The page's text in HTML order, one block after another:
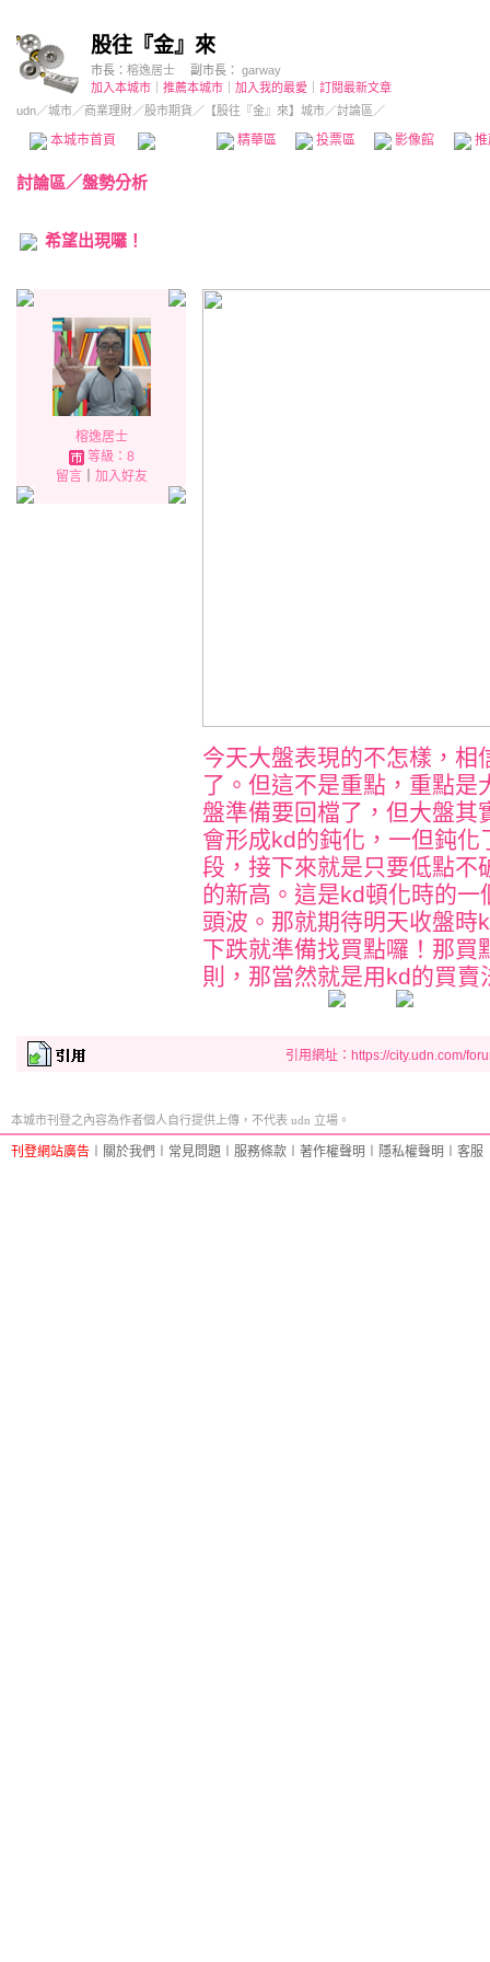
股往『金』來
市長： 榕逸居士 副市長：
garway
加入本城市
推薦本城市 加入我的最愛
訂閱最新文章
udn／城市／商業理財／股市期貨 ／ 【股往『金』來】城市／討論區／
本城市首頁 精華區 投票區 影像館
討論區／盤勢分析
希望出現囉！
榕逸居士
等級：8
留言｜ 加入好友
今天大盤表現的不怎樣，相
了。但這不是重點，重點
盤準備要回檔了，但大盤
會形成kd的鈍化，一但鈍
段，接下來就是只要低點不
的新高。這是kd頓化時的
頭波。那就期待明天收盤
下跌就準備找買點囉！那買
則，那當然就是用kd的買
引用網址：https://city.udn.com/
本城市刊登之內容為作者個人自行提供上傳，不代表 udn 立場。
刊登網站廣告 關於我們 常見問題 服務條款 著作權聲明 隱私權聲明 客服